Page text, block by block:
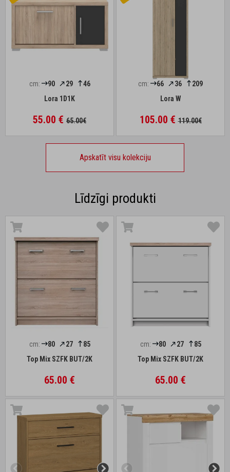
cm: 90 29
46
Lora 1D1K
55.00 € 65.00€
cm: 66 36
209
Lora W
105.00 €119.00€
Apskatīt visu kolekciju
Līdzīgi produkti
cm: 80 27
85
Top Mix SZFK BUT/2K
65.00 €
cm: 80 27
85
Top Mix SZFK BUT/2K
65.00 €